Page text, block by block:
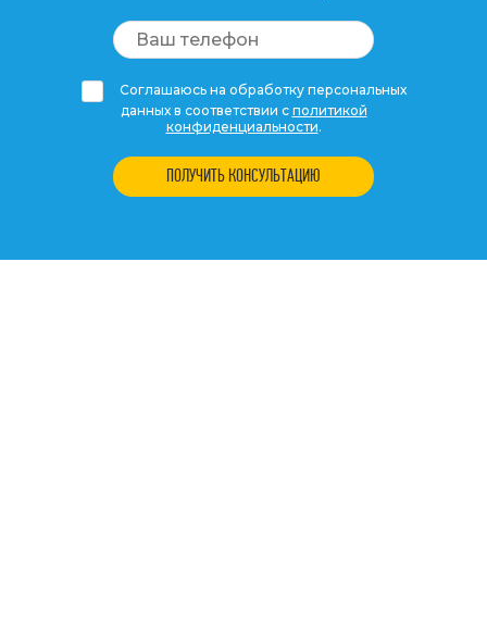
Соглашаюсь на обработку персональных
данных в соответствии с политикой
конфиденциальности.
ПОЛУЧИТЬ КОНСУЛЬТАЦИЮ